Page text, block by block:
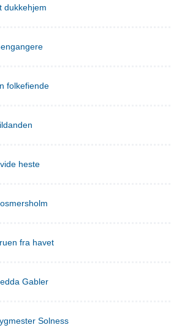
dukkehjem
folkefiende
heste
fra havet
Gabler
Solness